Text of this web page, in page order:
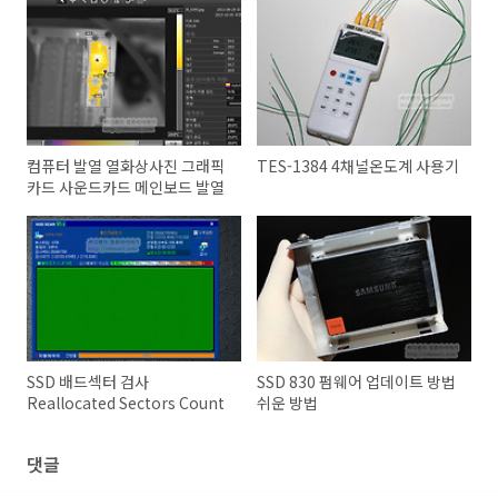
컴퓨터 발열 열화상사진 그래픽
카드 사운드카드 메인보드 발열
TES-1384 4채널온도계 사용기
SSD 배드섹터 검사
Reallocated Sectors Count
SSD 830 펌웨어 업데이트 방법
쉬운 방법
댓글